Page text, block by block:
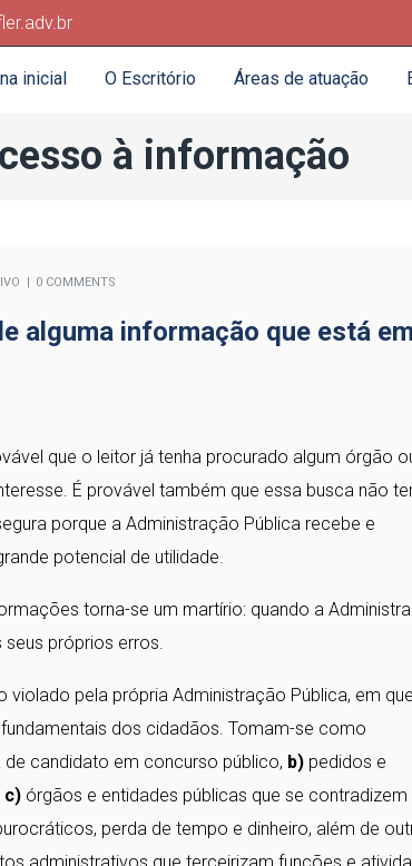
inicial O Escritório Áreas de atuação
à informação
0 COMMENTS
alguma informação que está em
que o leitor já tenha procurado algum órgão
É provável também que essa busca não
porque a Administração Pública recebe e
potencial de utilidade.
torna-se um martírio: quando a
seus próprios erros.
pela própria Administração Pública, em que
dos cidadãos. Tomam-se como
candidato em concurso público, b) pedidos e
c) órgãos e entidades públicas que se contradizem
perda de tempo e dinheiro, além de